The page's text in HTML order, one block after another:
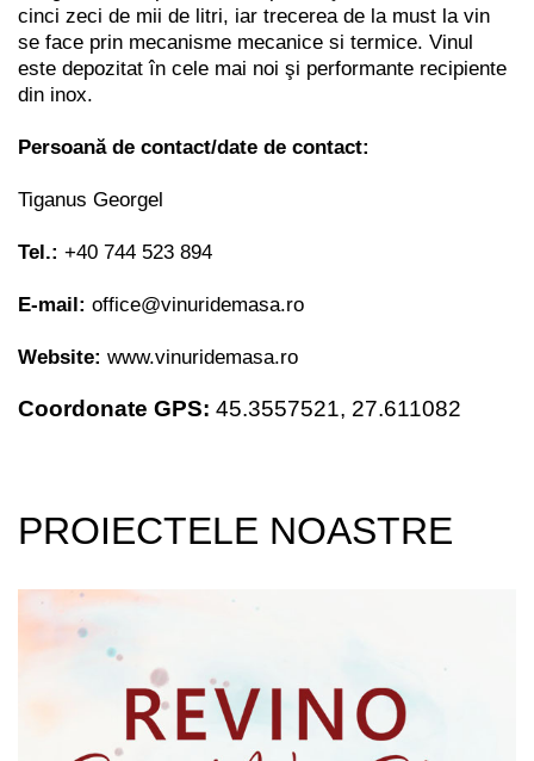
cinci zeci de mii de litri, iar trecerea de la must la vin
se face prin mecanisme mecanice si termice. Vinul
este depozitat în cele mai noi şi performante recipiente
din inox.
Persoană de contact/date de contact:
Tiganus Georgel
Tel.: +40 744 523 894
E-mail: office@vinuridemasa.ro
Website: www.vinuridemasa.ro
Coordonate GPS: 45.3557521, 27.611082
PROIECTELE NOASTRE